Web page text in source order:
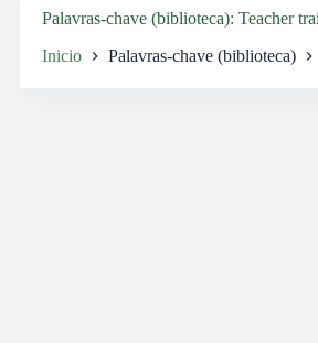
Palavras-chave (biblioteca) Teacher
Inicio Palavras-chave (biblioteca)